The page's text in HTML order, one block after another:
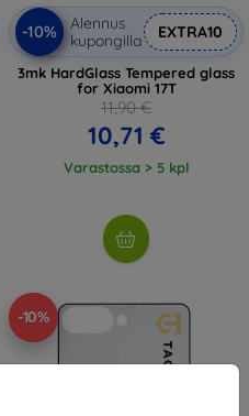
-10%
Alennus
kupongilla
EXTRA10
3mk HardGlass Tempered glass
for Xiaomi 17T
11,90 €
10,71 €
Varastossa > 5 kpl
-10%